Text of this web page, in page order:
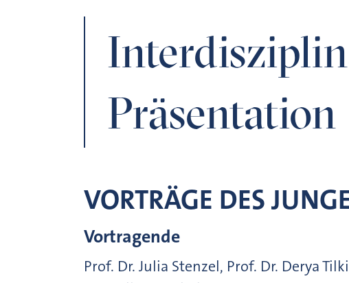
Präsentation
VORTRÄGE DES
Vortragende
Prof. Dr. Julia Stenzel, Prof. Dr. Derya